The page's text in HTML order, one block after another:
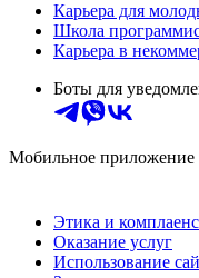
Карьера для
Школа
Карьера в
Боты для
Мобильное приложение
Этика и комплаенс
Оказание услуг
Использование